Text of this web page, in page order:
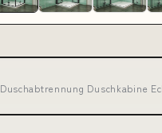
Duschabtrennung Duschkabine